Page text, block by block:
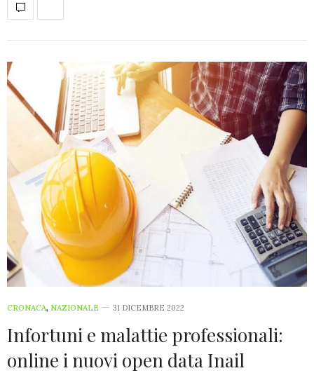
CRONACA, NAZIONALE 31 DICEMBRE 2022
Infortuni e malattie professionali:
online i nuovi open data Inail